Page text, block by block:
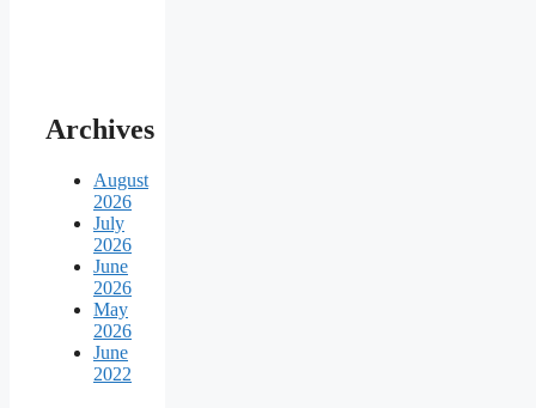
Archives
August
2026
July
2026
June
2026
May
2026
June
2022